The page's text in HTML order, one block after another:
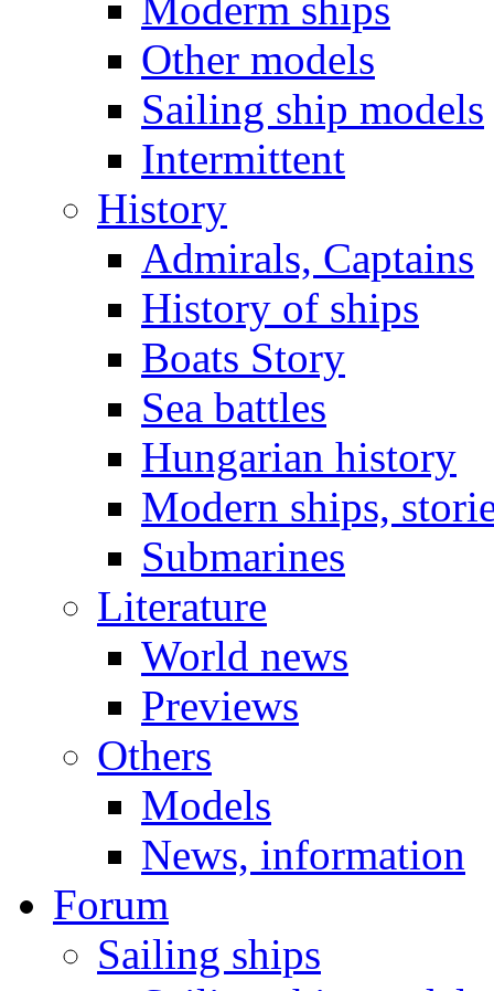
Other models
Sailing ship models
Intermittent
History
Admirals, Captains
History of ships
Boats Story
Sea battles
Hungarian history
Modern ships,
Submarines
Literature
World news
Previews
Others
Models
News, information
Forum
Sailing ships